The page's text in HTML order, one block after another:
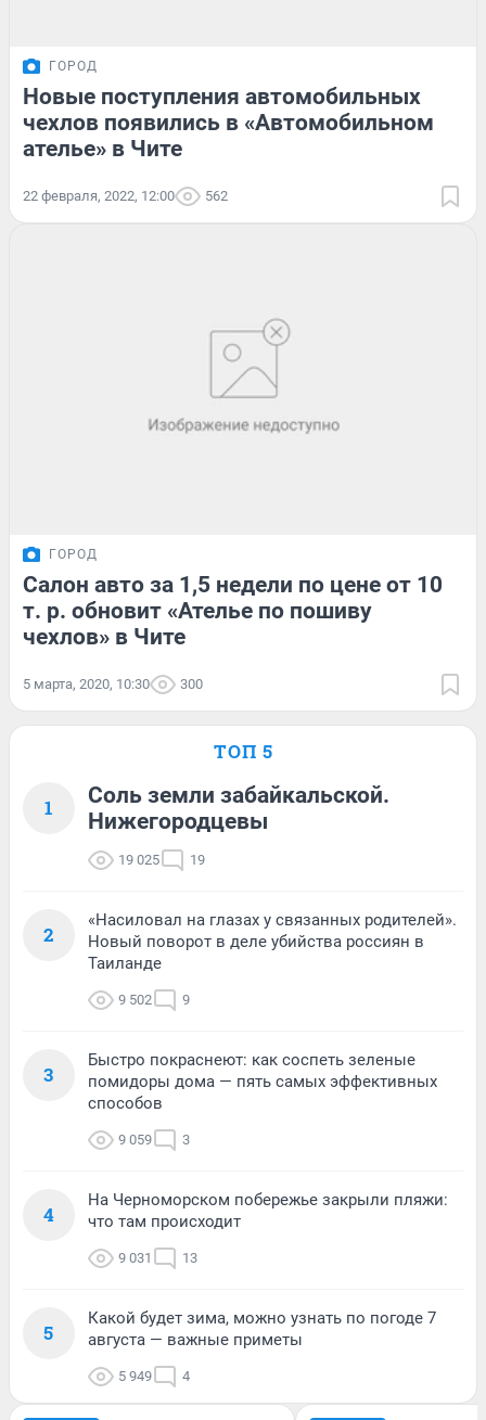
ГОРОД
Новые поступления автомобильных
чехлов появились в «Автомобильном
ателье» в Чите
22 февраля, 2022, 12:00 562
ГОРОД
Салон авто за 1,5 недели по цене от 10
т. р. обновит «Ателье по пошиву
чехлов» в Чите
5 марта, 2020, 10:30 300
ТОП 5
1
Соль земли забайкальской.
Нижегородцевы
19 025 19
2
«Насиловал на глазах у связанных родителей».
Новый поворот в деле убийства россиян в
Таиланде
9 502 9
3
Быстро покраснеют: как соспеть зеленые
помидоры дома — пять самых эффективных
способов
9 059 3
4
На Черноморском побережье закрыли пляжи:
что там происходит
9 031 13
5
Какой будет зима, можно узнать по погоде 7
августа — важные приметы
5 949 4